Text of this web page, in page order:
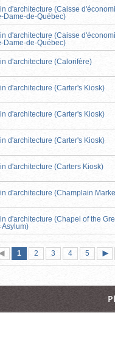
d'architecture (Caisse
Dame-de-Québec)
d'architecture (Caisse
Dame-de-Québec)
d'architecture (Calorifère)
d'architecture (Carter's Kiosk)
d'architecture (Carter's Kiosk)
d'architecture (Carter's Kiosk)
d'architecture (Carters Kiosk)
d'architecture (Champlain
d'architecture (Chapel of the
Asylum)
PremièrePage
précédente
Page
1 (page
actuelle)
Page
2 Page
3 Page
4 Page
5